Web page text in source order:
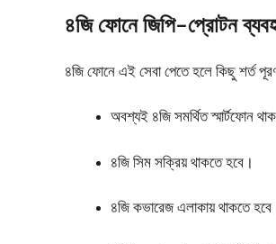
৪জি ফোনে জিপি–প্রোটন
৪জি ফোনে এই সেবা পেতে হলে কিছু শর্ত
অবশ্যই ৪জি সমর্থিত স্মার্টফোন
৪জি সিম সক্রিয় থাকতে হবে।
৪জি কভারেজ এলাকায় থাকতে